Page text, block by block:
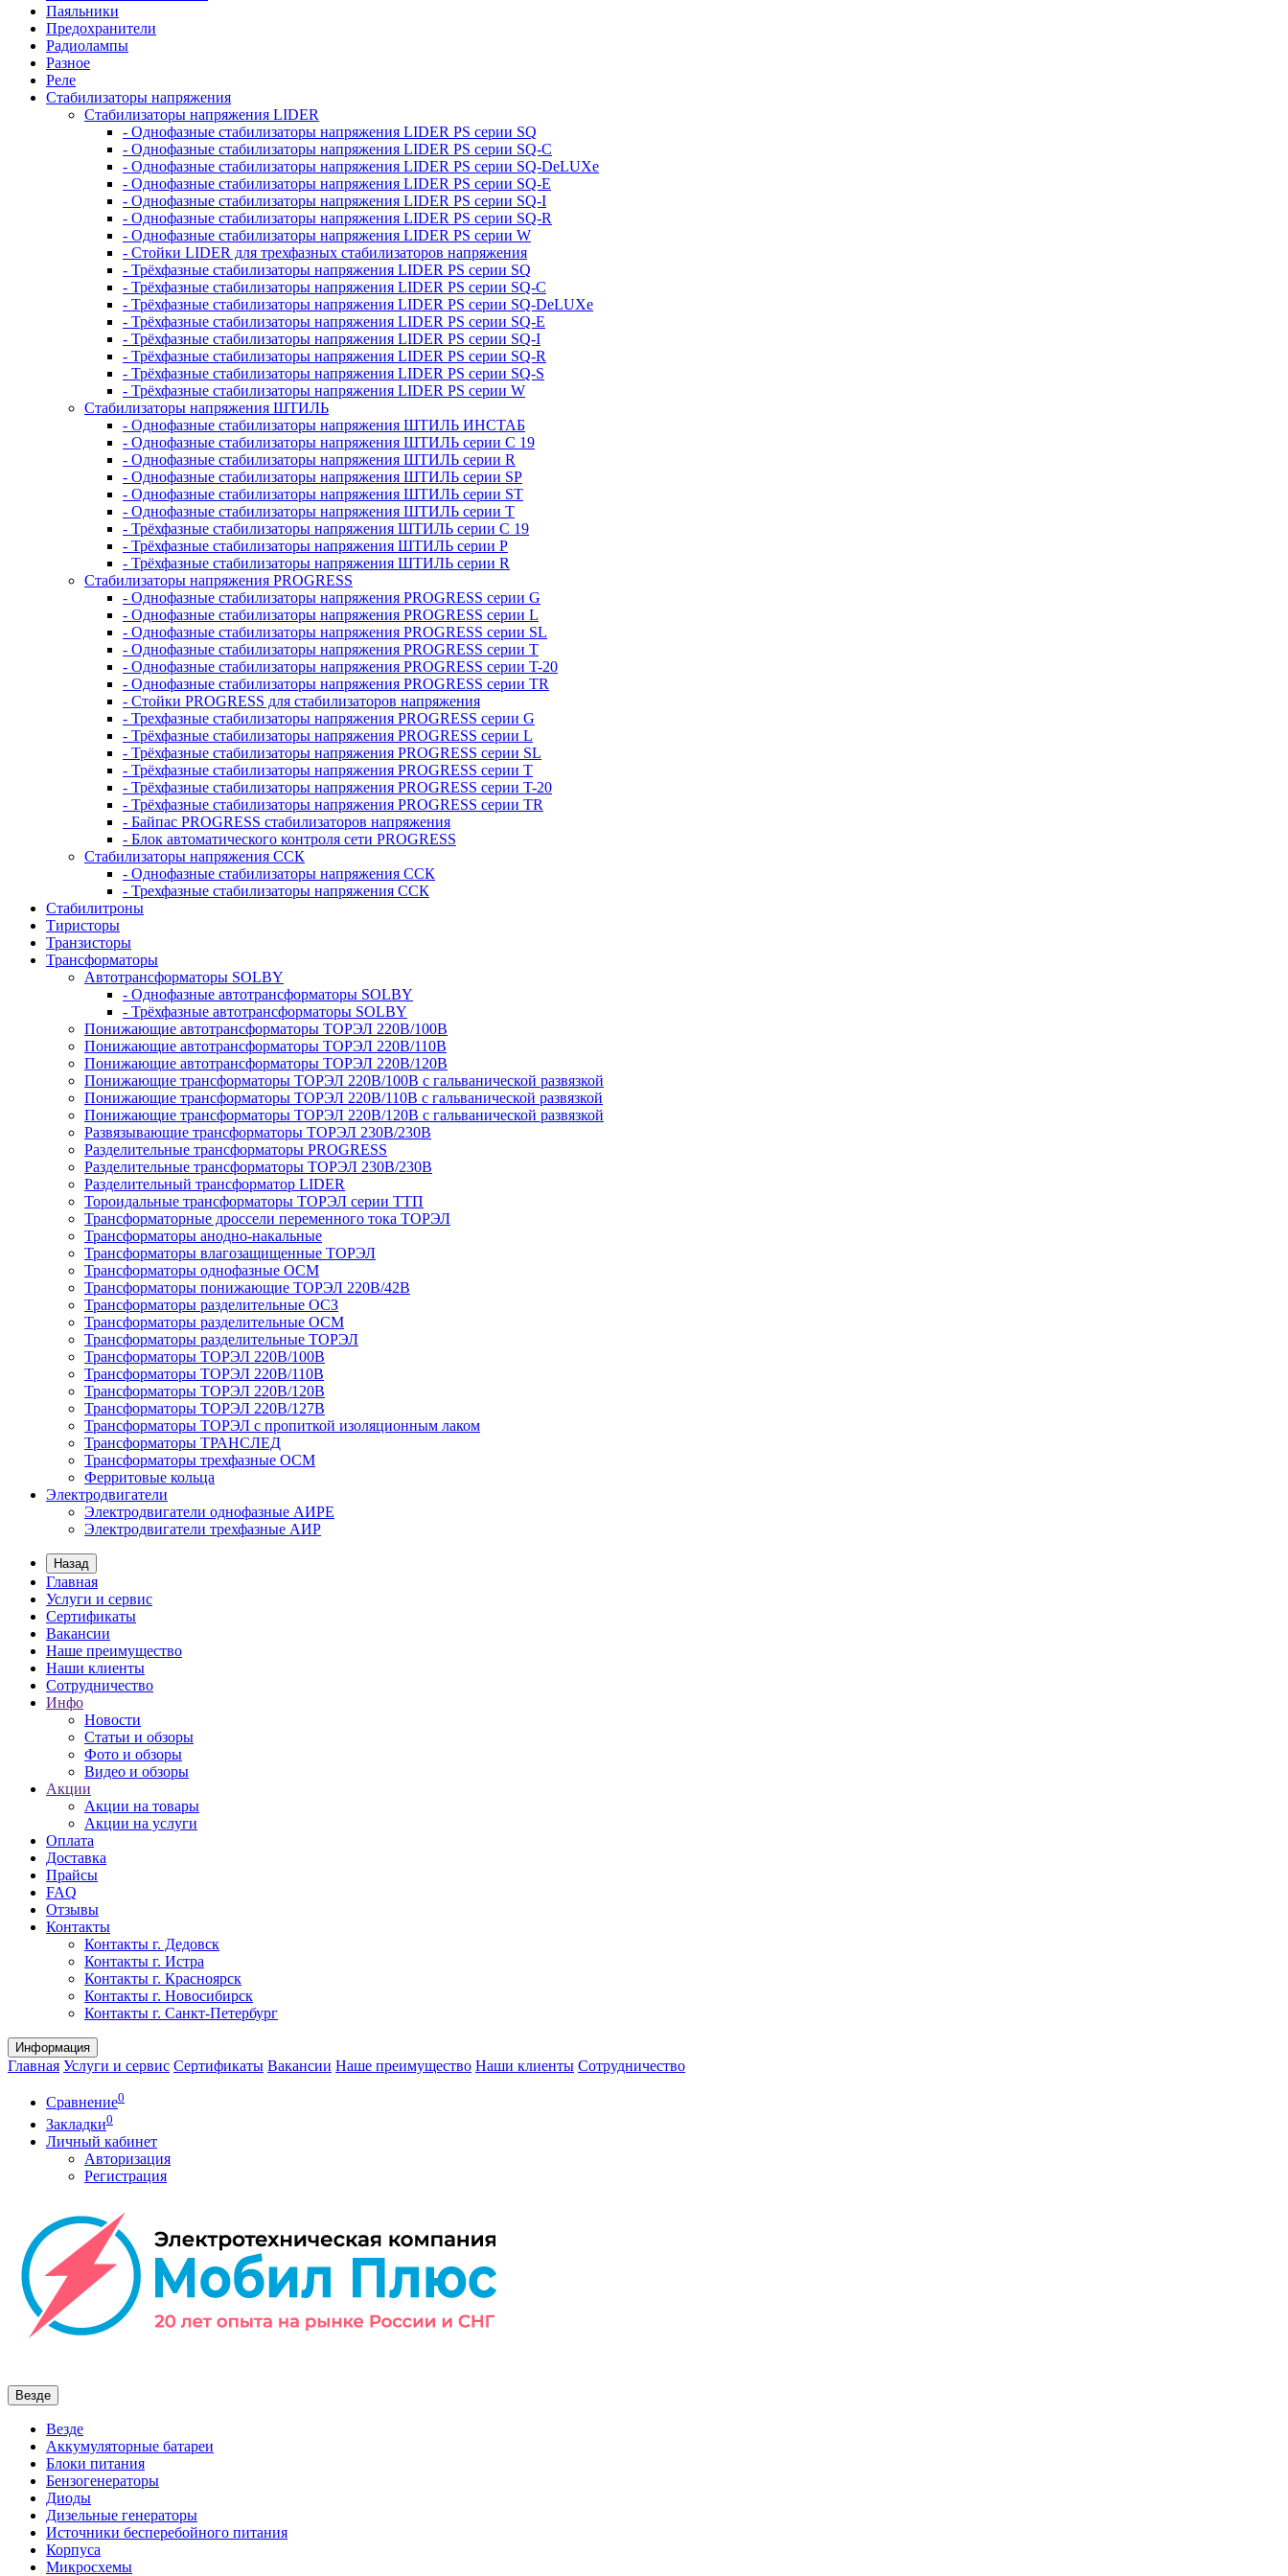
Паяльники
Предохранители
Радиолампы
Разное
Реле
Стабилизаторы напряжения
Стабилизаторы напряжения LIDER
- Однофазные стабилизаторы напряжения LIDER PS серии SQ
- Однофазные стабилизаторы напряжения LIDER PS серии SQ-C
- Однофазные стабилизаторы напряжения LIDER PS серии SQ-DeLUXe
- Однофазные стабилизаторы напряжения LIDER PS серии SQ-E
- Однофазные стабилизаторы напряжения LIDER PS серии SQ-I
- Однофазные стабилизаторы напряжения LIDER PS серии SQ-R
- Однофазные стабилизаторы напряжения LIDER PS серии W
- Стойки LIDER для трехфазных стабилизаторов напряжения
- Трёхфазные стабилизаторы напряжения LIDER PS серии SQ
- Трёхфазные стабилизаторы напряжения LIDER PS серии SQ-C
- Трёхфазные стабилизаторы напряжения LIDER PS серии SQ-DeLUXe
- Трёхфазные стабилизаторы напряжения LIDER PS серии SQ-E
- Трёхфазные стабилизаторы напряжения LIDER PS серии SQ-I
- Трёхфазные стабилизаторы напряжения LIDER PS серии SQ-R
- Трёхфазные стабилизаторы напряжения LIDER PS серии SQ-S
- Трёхфазные стабилизаторы напряжения LIDER PS серии W
Стабилизаторы напряжения ШТИЛЬ
- Однофазные стабилизаторы напряжения ШТИЛЬ ИНСТАБ
- Однофазные стабилизаторы напряжения ШТИЛЬ серии C 19
- Однофазные стабилизаторы напряжения ШТИЛЬ серии R
- Однофазные стабилизаторы напряжения ШТИЛЬ серии SP
- Однофазные стабилизаторы напряжения ШТИЛЬ серии ST
- Однофазные стабилизаторы напряжения ШТИЛЬ серии T
- Трёхфазные стабилизаторы напряжения ШТИЛЬ серии C 19
- Трёхфазные стабилизаторы напряжения ШТИЛЬ серии P
- Трёхфазные стабилизаторы напряжения ШТИЛЬ серии R
Стабилизаторы напряжения PROGRESS
- Однофазные стабилизаторы напряжения PROGRESS серии G
- Однофазные стабилизаторы напряжения PROGRESS серии L
- Однофазные стабилизаторы напряжения PROGRESS серии SL
- Однофазные стабилизаторы напряжения PROGRESS серии T
- Однофазные стабилизаторы напряжения PROGRESS серии T-20
- Однофазные стабилизаторы напряжения PROGRESS серии TR
- Стойки PROGRESS для стабилизаторов напряжения
- Трехфазные стабилизаторы напряжения PROGRESS серии G
- Трёхфазные стабилизаторы напряжения PROGRESS серии L
- Трёхфазные стабилизаторы напряжения PROGRESS серии SL
- Трёхфазные стабилизаторы напряжения PROGRESS серии T
- Трёхфазные стабилизаторы напряжения PROGRESS серии T-20
- Трёхфазные стабилизаторы напряжения PROGRESS серии TR
- Байпас PROGRESS стабилизаторов напряжения
- Блок автоматического контроля сети PROGRESS
Стабилизаторы напряжения ССК
- Однофазные стабилизаторы напряжения ССК
- Трехфазные стабилизаторы напряжения ССК
Стабилитроны
Тиристоры
Транзисторы
Трансформаторы
Автотрансформаторы SOLBY
- Однофазные автотрансформаторы SOLBY
- Трёхфазные автотрансформаторы SOLBY
Понижающие автотрансформаторы ТОРЭЛ 220В/100В
Понижающие автотрансформаторы ТОРЭЛ 220В/110В
Понижающие автотрансформаторы ТОРЭЛ 220В/120В
Понижающие трансформаторы ТОРЭЛ 220В/100В с гальванической развязкой
Понижающие трансформаторы ТОРЭЛ 220В/110В с гальванической развязкой
Понижающие трансформаторы ТОРЭЛ 220В/120В с гальванической развязкой
Развязывающие трансформаторы ТОРЭЛ 230В/230В
Разделительные трансформаторы PROGRESS
Разделительные трансформаторы ТОРЭЛ 230В/230В
Разделительный трансформатор LIDER
Тороидальные трансформаторы ТОРЭЛ серии ТТП
Трансформаторные дроссели переменного тока ТОРЭЛ
Трансформаторы анодно-накальные
Трансформаторы влагозащищенные ТОРЭЛ
Трансформаторы однофазные ОСМ
Трансформаторы понижающие ТОРЭЛ 220В/42В
Трансформаторы разделительные ОСЗ
Трансформаторы разделительные ОСМ
Трансформаторы разделительные ТОРЭЛ
Трансформаторы ТОРЭЛ 220В/100В
Трансформаторы ТОРЭЛ 220В/110В
Трансформаторы ТОРЭЛ 220В/120В
Трансформаторы ТОРЭЛ 220В/127В
Трансформаторы ТОРЭЛ с пропиткой изоляционным лаком
Трансформаторы ТРАНСЛЕД
Трансформаторы трехфазные ОСМ
Ферритовые кольца
Электродвигатели
Электродвигатели однофазные АИРЕ
Электродвигатели трехфазные АИР
Назад
Главная
Услуги и сервис
Сертификаты
Вакансии
Наше преимущество
Наши клиенты
Сотрудничество
Инфо
Новости
Статьи и обзоры
Фото и обзоры
Видео и обзоры
Акции
Акции на товары
Акции на услуги
Оплата
Доставка
Прайсы
FAQ
Отзывы
Контакты
Контакты г. Дедовск
Контакты г. Истра
Контакты г. Красноярск
Контакты г. Новосибирск
Контакты г. Санкт-Петербург
Информация
Главная Услуги и сервис Сертификаты Вакансии Наше преимущество Наши клиенты Сотрудничество
Сравнение0
Закладки0
Личный кабинет
Авторизация
Регистрация
Везде
Везде
Аккумуляторные батареи
Блоки питания
Бензогенераторы
Диоды
Дизельные генераторы
Источники бесперебойного питания
Корпуса
Микросхемы